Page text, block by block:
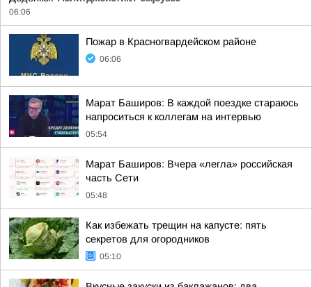
06:06
Пожар в Красногвардейском районе
06:06
Марат Баширов: В каждой поездке стараюсь
напроситься к коллегам на интервью
05:54
Марат Баширов: Вчера «легла» российская
часть Сети
05:48
Как избежать трещин на капусте: пять
секретов для огородников
05:10